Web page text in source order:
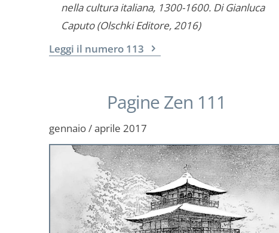
nella cultura italiana, 1300-1600. Di Gianluca
Caputo (Olschki Editore, 2016)
Leggi il numero 113
Pagine Zen 111
gennaio / aprile 2017